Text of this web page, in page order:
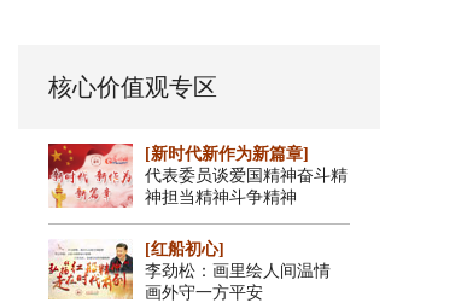
核心价值观专区
[新时代新作为新篇章]
代表委员谈爱国精神奋斗精
神担当精神斗争精神
[红船初心]
李劲松：画里绘人间温情
画外守一方平安